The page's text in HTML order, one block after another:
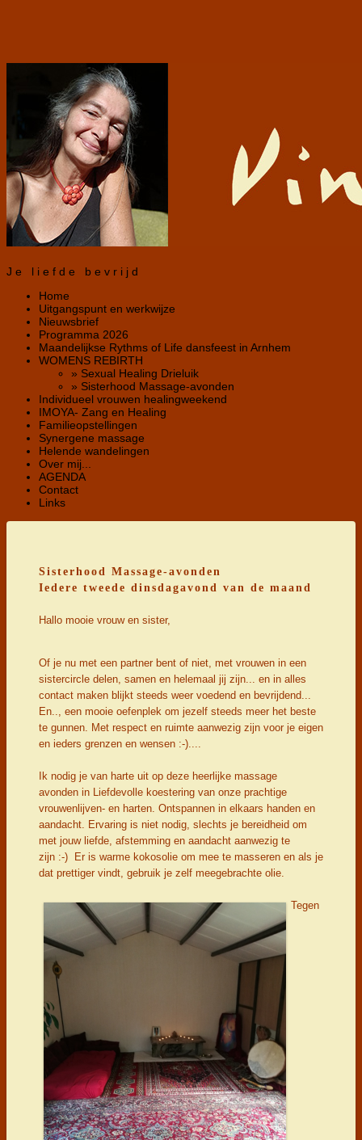
Je liefde bevrijd
Home
Uitgangspunt en werkwijze
Nieuwsbrief
Programma 2026
Maandelijkse Rythms of Life dansfeest in Arnhem
WOMENS REBIRTH
» Sexual Healing Drieluik
» Sisterhood Massage-avonden
Individueel vrouwen healingweekend
IMOYA- Zang en Healing
Familieopstellingen
Synergene massage
Helende wandelingen
Over mij...
AGENDA
Contact
Links
Sisterhood Massage-avonden
Iedere tweede dinsdagavond van de maand
Hallo mooie vrouw en sister,
Of je nu met een partner bent of niet, met vrouwen in een
sistercircle delen, samen en helemaal jij zijn... en in alles
contact maken blijkt steeds weer voedend en bevrijdend...
En.., een mooie oefenplek om jezelf steeds meer het beste
te gunnen. Met respect en ruimte aanwezig zijn voor je eigen
en ieders grenzen en wensen :-)....
Ik nodig je van harte uit op deze heerlijke massage
avonden in Liefdevolle koestering van onze prachtige
vrouwenlijven- en harten. Ontspannen in elkaars handen en
aandacht. Ervaring is niet nodig, slechts je bereidheid om
met jouw liefde, afstemming en aandacht aanwezig te
zijn :-) Er is warme kokosolie om mee te masseren en als je
dat prettiger vindt, gebruik je zelf meegebrachte olie.
Tegen